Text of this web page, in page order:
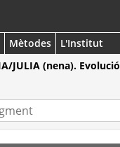
Mètodes
L'Institut
JULIA (nena). Evolució